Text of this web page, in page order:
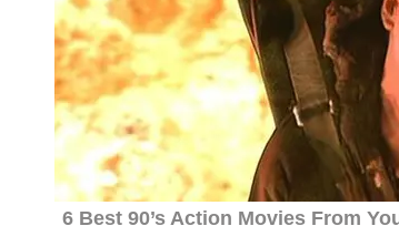
रायबरेली के एसपी डॉ. यशवीर सिंह की सख़्ती से
अपराधियों...
Sep 6, 2025 0 615
-